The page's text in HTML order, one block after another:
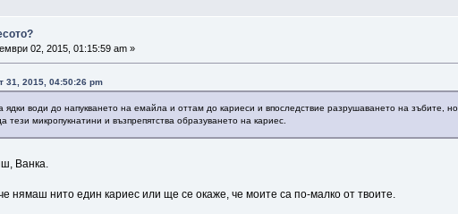
02, 2015, 01:15:59 am »
31, 2015, 04:50:26 pm
ядки води до напукването на емайла и оттам до кариеси и впоследствие разрушаването на зъбите,
тези микропукнатини и възпрепятства образуването на кариес.
Ванка.
нямаш нито един кариес или ще се окаже, че моите са по-малко от твоите.